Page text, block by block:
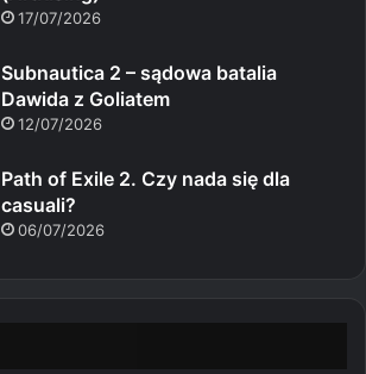
17/07/2026
Subnautica 2 – sądowa batalia
Dawida z Goliatem
12/07/2026
Path of Exile 2. Czy nada się dla
casuali?
06/07/2026